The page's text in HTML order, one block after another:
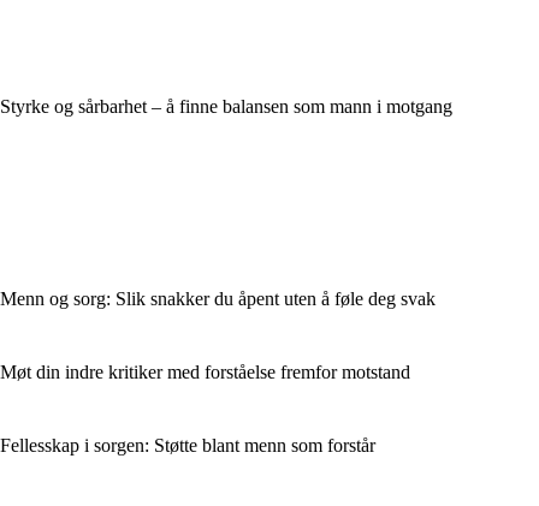
Styrke og sårbarhet – å finne balansen som mann i motgang
Menn og sorg: Slik snakker du åpent uten å føle deg svak
Møt din indre kritiker med forståelse fremfor motstand
Fellesskap i sorgen: Støtte blant menn som forstår